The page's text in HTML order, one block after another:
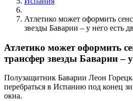
Атлетико может оформить
звезды Баварии – у него есть
Атлетико может оформить
трансфер звезды Баварии –
Полузащитник Баварии Леон
перебраться в Испанию под конец
окна.